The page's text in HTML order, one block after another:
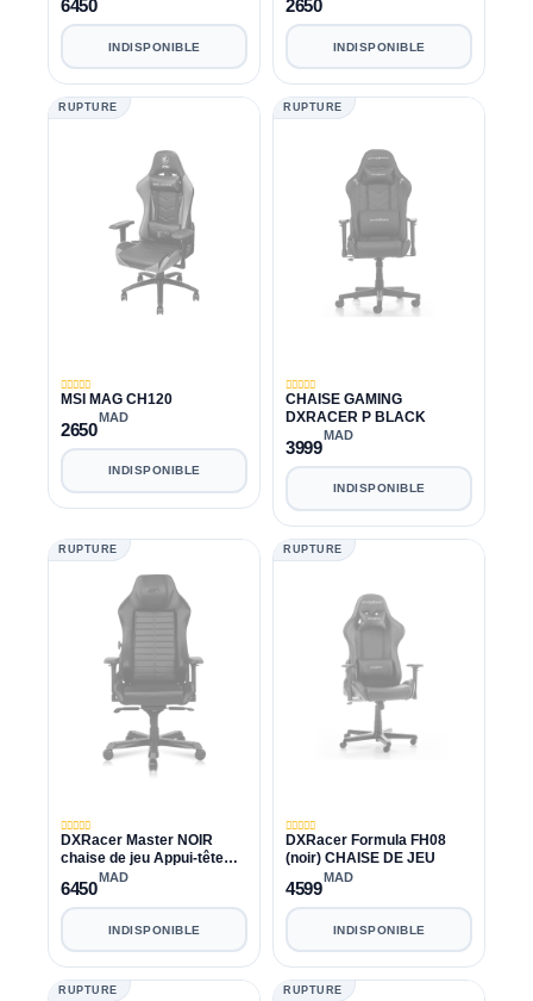
6450
INDISPONIBLE
2650
INDISPONIBLE
RUPTURE
MSI MAG CH120
2650
MAD
INDISPONIBLE
RUPTURE
CHAISE GAMING
DXRACER P BLACK
3999
MAD
INDISPONIBLE
RUPTURE
DXRacer Master NOIR
chaise de jeu Appui-tête
coulissant, accoudoir en
métal 4D, coussin de siège
remplaçable
6450
MAD
INDISPONIBLE
RUPTURE
DXRacer Formula FH08
(noir) CHAISE DE JEU
4599
MAD
INDISPONIBLE
RUPTURE RUPTURE